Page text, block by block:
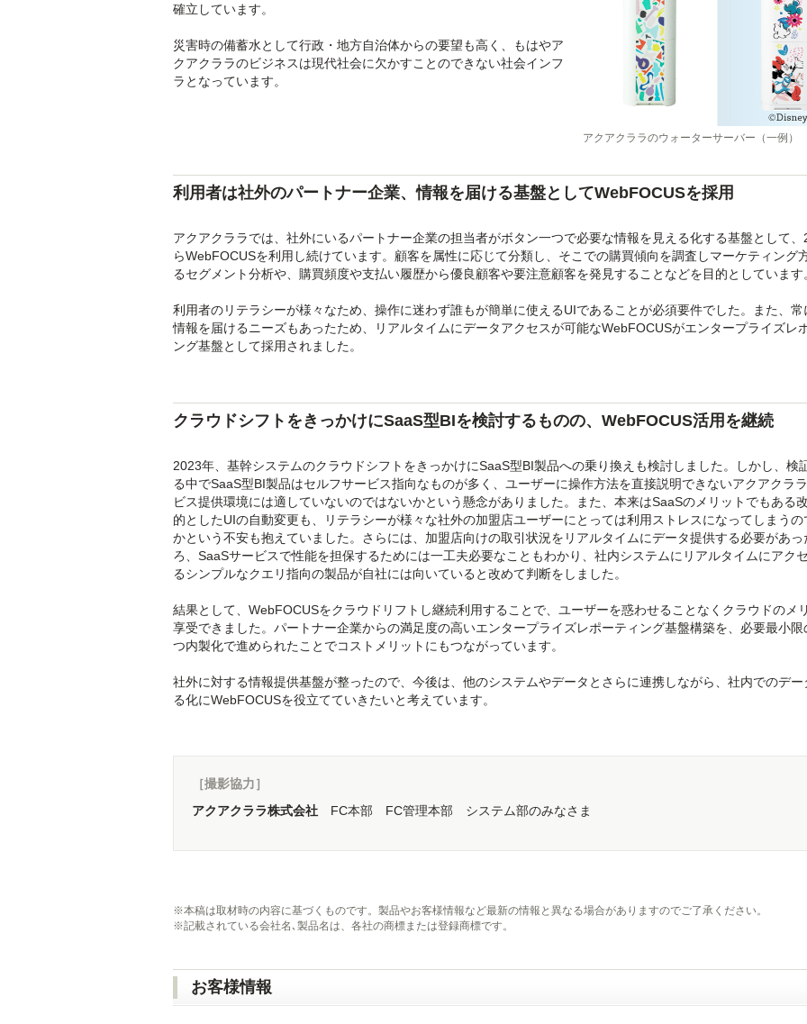
確立しています。
災害時の備蓄水として行政・地方自治体からの要望も高く、もはやア
クアクララのビジネスは現代社会に欠かすことのできない社会インフ
ラとなっています。
アクアクララのウォーターサーバー（一例）
利用者は社外のパートナー企業、情報を届ける基盤としてWebFOCUSを採用
アクアクララでは、社外にいるパートナー企業の担当者がボタン一つで必要な情報を見える化する基盤として
らWebFOCUSを利用し続けています。顧客を属性に応じて分類し、そこでの購買傾向を調査しマーケティング
るセグメント分析や、購買頻度や支払い履歴から優良顧客や要注意顧客を発見することなどを目的としています
利用者のリテラシーが様々なため、操作に迷わず誰もが簡単に使えるUIであることが必須要件でした。また、常
情報を届けるニーズもあったため、リアルタイムにデータアクセスが可能なWebFOCUSがエンタープライズレ
ング基盤として採用されました。
クラウドシフトをきっかけにSaaS型BIを検討するものの、WebFOCUS活用を継続
2023年、基幹システムのクラウドシフトをきっかけにSaaS型BI製品への乗り換えも検討しました。しかし、検
る中でSaaS型BI製品はセルフサービス指向なものが多く、ユーザーに操作方法を直接説明できないアクアクラ
ビス提供環境には適していないのではないかという懸念がありました。また、本来はSaaSのメリットでもある
的としたUIの自動変更も、リテラシーが様々な社外の加盟店ユーザーにとっては利用ストレスになってしまうの
かという不安も抱えていました。さらには、加盟店向けの取引状況をリアルタイムにデータ提供する必要があっ
ろ、SaaSサービスで性能を担保するためには一工夫必要なこともわかり、社内システムにリアルタイムにアク
るシンプルなクエリ指向の製品が自社には向いていると改めて判断をしました。
結果として、WebFOCUSをクラウドリフトし継続利用することで、ユーザーを惑わせることなくクラウドのメ
享受できました。パートナー企業からの満足度の高いエンタープライズレポーティング基盤構築を、必要最小限
つ内製化で進められたことでコストメリットにもつながっています。
社外に対する情報提供基盤が整ったので、今後は、他のシステムやデータとさらに連携しながら、社内でのデー
る化にWebFOCUSを役立てていきたいと考えています。
​［撮影協力］
アクアクララ株式会社 FC本部 FC管理本部 システム部のみなさま
※本稿は取材時の内容に基づくものです。製品やお客様情報など最新の情報と異なる場合がありますのでご了承ください。
※記載されている会社名､製品名は、各社の商標または登録商標です。
お客様情報